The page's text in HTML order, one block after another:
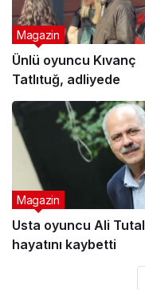
Magazin
Ünlü oyuncu Kıvanç
Tatlıtuğ, adliyede
Magazin
Usta oyuncu Ali Tutal
hayatını kaybetti